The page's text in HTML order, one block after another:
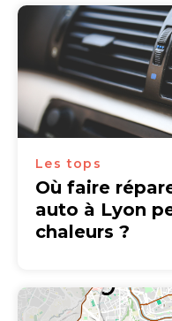
Les tops
Où faire
auto à Lyon
chaleurs ?